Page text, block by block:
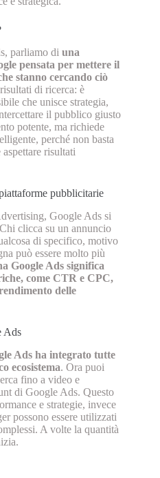
parliamo di una
pensata per mettere il
stanno cercando ciò
di ricerca: è
che unisce strategia,
il pubblico giusto
potente, ma richiede
perché non basta
risultati
pubblicitarie
Google Ads si
clicca su un annuncio
di specifico, motivo
può essere molto più
Google Ads significa
come CTR e CPC,
delle
Ads
Ads ha integrato tutte
ecosistema. Ora puoi
fino a video e
di Google Ads. Questo
e strategie, invece
possono essere utilizzati
A volte la quantità